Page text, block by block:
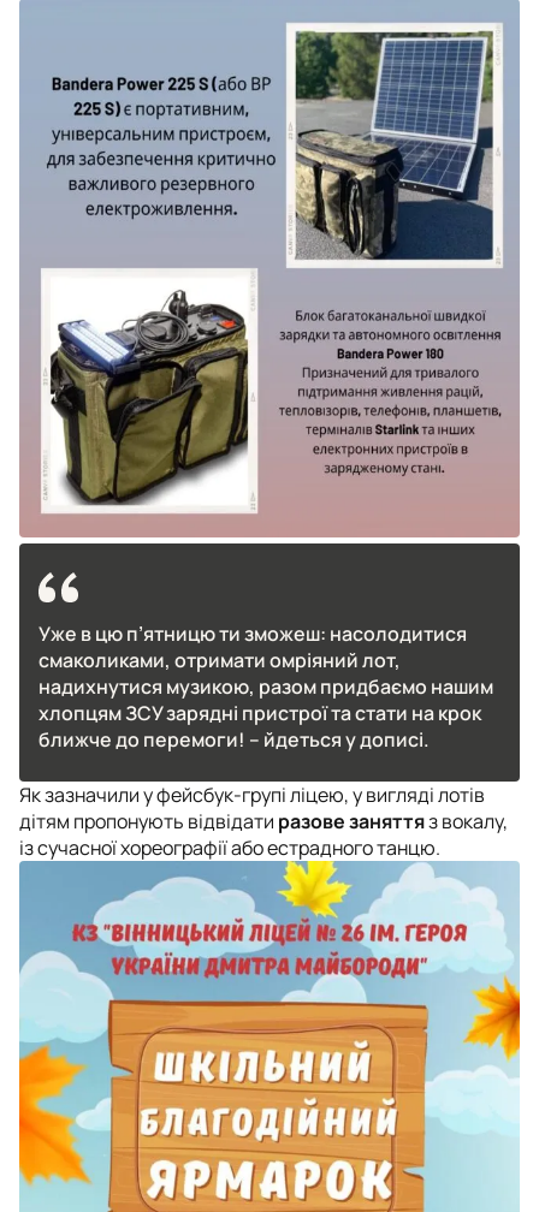
Уже в цю п’ятницю ти зможеш: насолодитися
смаколиками, отримати омріяний лот,
надихнутися музикою, разом придбаємо нашим
хлопцям ЗСУ зарядні пристрої та стати на крок
ближче до перемоги! – йдеться у дописі.
Як зазначили у фейсбук-групі ліцею, у вигляді лотів
дітям пропонують відвідати разове заняттяз вокалу,
із сучасної хореографії або естрадного танцю.